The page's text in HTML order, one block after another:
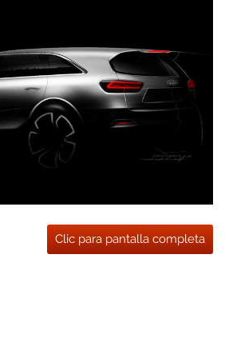
Clic para pantalla completa